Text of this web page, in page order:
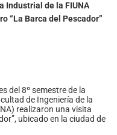
Industrial de la FIUNA
“La Barca del Pescador”
del 8º semestre de la
de Ingeniería de la
realizaron una visita
ubicado en la ciudad de